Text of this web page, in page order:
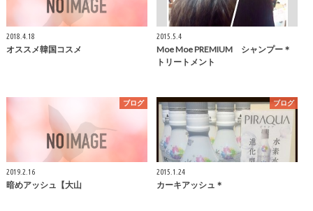
2018.4.18
オススメ韓国コスメ
2015.5.4
Moe Moe PREMIUM シャンプー＊
トリートメント
ブログ
2019.2.16
暗めアッシュ【大山
ブログ
2015.1.24
カーキアッシュ＊